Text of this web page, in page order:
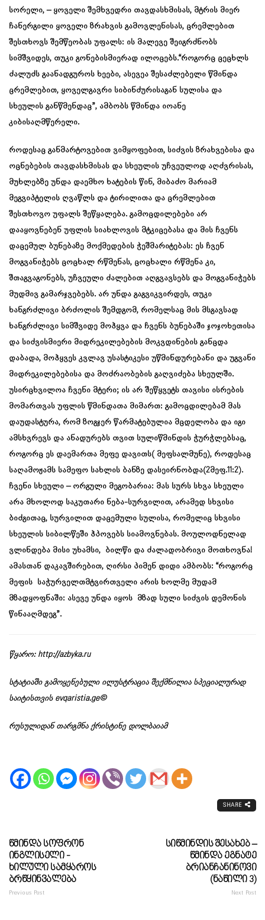
სორელი, – ყოველი შემხვედრი თავდასხმისას, მტრის მიერ
ჩანერგილი ყოველი ზრახვის გამოვლენისას, ცრემლებით
შესთხოვს შემწეობას უფალს: ის მალევე შეიგრძნობს
სიმშვიდეს, თუკი გონებისმიერად ილოცებს.“როგორც ცეცხლს
ძალუძს გაანადგუროს ხეები, ასევეა შესაძლებელი წმინდა
ცრემლებით, ყოველგავრი სიბინძურისაგან სულისა და
სხეულის განწმენდაც”, ამბობს წმინდა იოანე
კიბისაღმწერელი.
როდესაც განმარტოვებით ვიმყოფებით, სიძვის ზრახვებისა და
ოცნებების თავდასხმისას და სხეულის უჩვეულოდ აღძვრისას,
მუხლებზე უნდა დაემხო ხატების წინ, მიბაძო მარიამ
მეგვიპტელის ღვაწლს და ტირილითა და ცრემლებით
შესთხოვო უფალს შეწყალება. გამოცდილებები არ
დააყოვნებენ უფლის სიახლოვის მტკიცებასა და მის ჩვენს
დაცემულ ბუნებაზე მოქმედების ჭეშმარიტებას: ეს ჩვენ
მოგვანიჭებს ცოცხალ რწმენას, ცოცხალი რწმენა კი,
შთაგვაგონებს, უჩვეული ძალებით აღგვავსებს და მოგვანიჭებს
მუდმივ გამარჯვებებს. არ უნდა გაგვიკვირდეს, თუკი
ხანგრძლივი ბრძოლის შემდგომ, რომელსაც მის მსგავსად
ხანგრძლივი სიმშვიდე მოჰყვა და ჩვენს ბუნებაში ჯოჯოხეთისა
და სიძვისმიერი მიდრეკილებების მოკვდინების განცდა
დაბადა, მოჰყვეს კვლავ უსასტიკესი უწმინდურებანი და უგვანი
მიდრეკილებებისა და მოძრაობების გაღვიძება სხეულში.
უსირცხვილოა ჩვენი მტერი; ის არ შეწყვეტს თავისი ისრების
მომართვას უფლის წმინდათა მიმართ: გამოცდილებამ მას
დაუდასტურა, რომ ზოგჯერ წარმატებულია მცდელობა და იგი
ამსხვრევს და ანადურებს თვით სულიწმინდის ჭურჭლებსაც,
როგორც ეს დაემართა მეფე დავითს( მეფსალმუნე), როდესაც
საღამოჟამს სამეფო სახლის ბანზე დასეირნობდა(2მეფ.11:2).
ჩვენი სხეული – ორგული მეგობარია: მას სურს სხვა სხეული
არა მხოლოდ საკუთარი ნება-სურვილით, არამედ სხვისი
ბიძგითაც, სურვილით დაცემული სულისა, რომელიც სხვისი
სხეულის სიბილწეში ჰპოვებს სიამოვნებას. მოულოდნელად
ვლინდება მისი უხამსი, ბილწი და ძალადობრივი მოთხოვნა!
ამასთან დაკავშირებით, ღირსი პიმენ დიდი ამბობს: “როგორც
მეფის საჭურველთმტვირთველი არის ხოლმე მუდამ
მზადყოფნაში: ასევე უნდა იყოს მზად სული სიძვის დემონის
წინააღმდეგ”.
წყარო: http://azbyka.ru
სტატიაში გამოყენებული ილუსტრაცია შექმნილია სპეციალურად
საიტისთვის evqaristia.ge©
რუსულიდან თარგმნა ქრისტინე დოლბაიამ
SHARE
Წმინდა Სოფრონ
Ინგლისელი -
Ხილული Სამყაროს
Ბრწყინვალება
Previous Post
Სიწმინდის Შესახებ –
Წმინდა Ეგნატე
Ბრიანჩანინოვი
(ნაწილი 3)
Next Post